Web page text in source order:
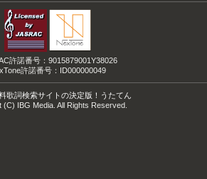
許諾番号：9015879001Y38026
許諾番号：ID000000049
歌詞検索サイトの決定版！うたてん
(C) IBG Media. All Rights Reserved.